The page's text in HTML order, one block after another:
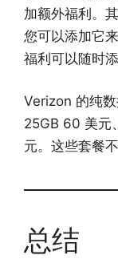
加额外福利。
您可以添加它
福利可以随时
Verizon 的纯数
25GB 60 美元
元。这些套餐
总结